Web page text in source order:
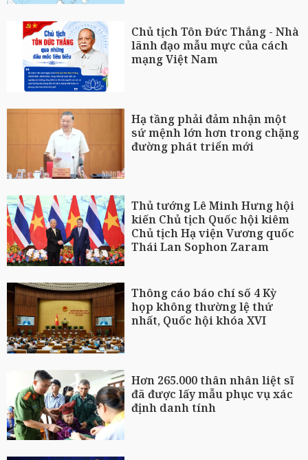
Chủ tịch Tôn Đức Thắng - Nhà
lãnh đạo mẫu mực của cách
mạng Việt Nam
Hạ tầng phải đảm nhận một
sứ mệnh lớn hơn trong chặng
đường phát triển mới
Thủ tướng Lê Minh Hưng hội
kiến Chủ tịch Quốc hội kiêm
Chủ tịch Hạ viện Vương quốc
Thái Lan Sophon Zaram
Thông cáo báo chí số 4 Kỳ
họp không thường lệ thứ
nhất, Quốc hội khóa XVI
Hơn 265.000 thân nhân liệt sĩ
đã được lấy mẫu phục vụ xác
định danh tính